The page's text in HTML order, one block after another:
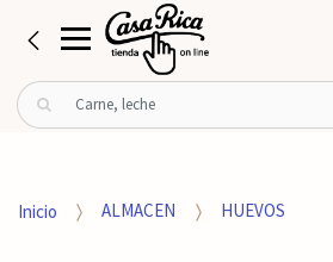
B
u
rInicio ALMACEN HUEVOS